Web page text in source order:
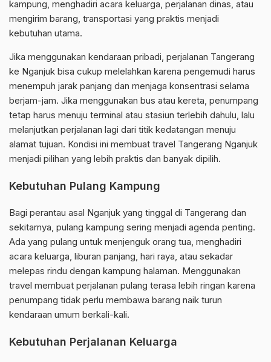
kampung, menghadiri acara keluarga, perjalanan dinas, atau
mengirim barang, transportasi yang praktis menjadi
kebutuhan utama.
Jika menggunakan kendaraan pribadi, perjalanan Tangerang
ke Nganjuk bisa cukup melelahkan karena pengemudi harus
menempuh jarak panjang dan menjaga konsentrasi selama
berjam-jam. Jika menggunakan bus atau kereta, penumpang
tetap harus menuju terminal atau stasiun terlebih dahulu, lalu
melanjutkan perjalanan lagi dari titik kedatangan menuju
alamat tujuan. Kondisi ini membuat travel Tangerang Nganjuk
menjadi pilihan yang lebih praktis dan banyak dipilih.
Kebutuhan Pulang Kampung
Bagi perantau asal Nganjuk yang tinggal di Tangerang dan
sekitarnya, pulang kampung sering menjadi agenda penting.
Ada yang pulang untuk menjenguk orang tua, menghadiri
acara keluarga, liburan panjang, hari raya, atau sekadar
melepas rindu dengan kampung halaman. Menggunakan
travel membuat perjalanan pulang terasa lebih ringan karena
penumpang tidak perlu membawa barang naik turun
kendaraan umum berkali-kali.
Kebutuhan Perjalanan Keluarga